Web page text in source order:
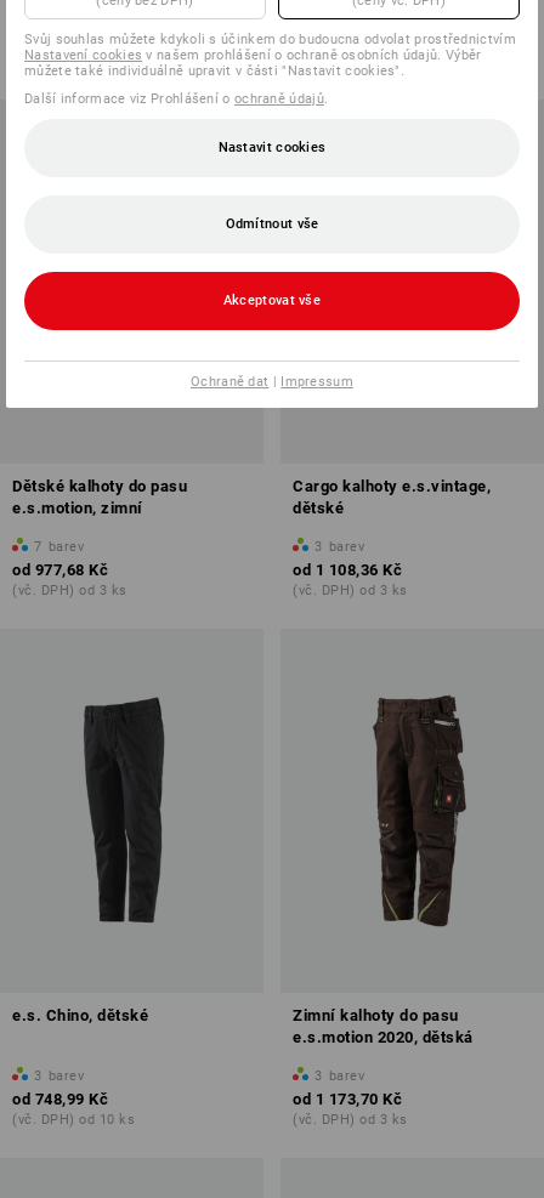
4 barev
od 977,68 Kč
(vč. DPH) od 3 ks
4 barev
od 847,00 Kč
(vč. DPH) od 3 ks
Dětské kalhoty do pasu
e.s.motion, zimní
7 barev
od 977,68 Kč
(vč. DPH) od 3 ks
Cargo kalhoty e.s.vintage,
dětské
3 barev
od 1 108,36 Kč
(vč. DPH) od 3 ks
e.s. Chino, dětské
3 barev
od 748,99 Kč
(vč. DPH) od 10 ks
Zimní kalhoty do pasu
e.s.motion 2020, dětská
3 barev
od 1 173,70 Kč
(vč. DPH) od 3 ks
Svůj souhlas můžete kdykoli s účinkem do budoucna odvolat prostřednictvím
Nastavení cookies v našem prohlášení o ochraně osobních údajů. Výběr
můžete také individuálně upravit v části "Nastavit cookies".
Další informace viz Prohlášení o ochraně údajů.
Nastavit cookies
Odmítnout vše
Akceptovat vše
Ochraně dat | Impressum